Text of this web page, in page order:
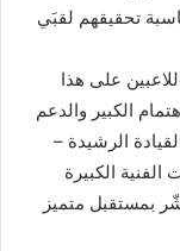
تحقيقهم لقبَي
على هذا
الكبير والدعم
الرشيدة –
الكبيرة
بمستقبل متميز